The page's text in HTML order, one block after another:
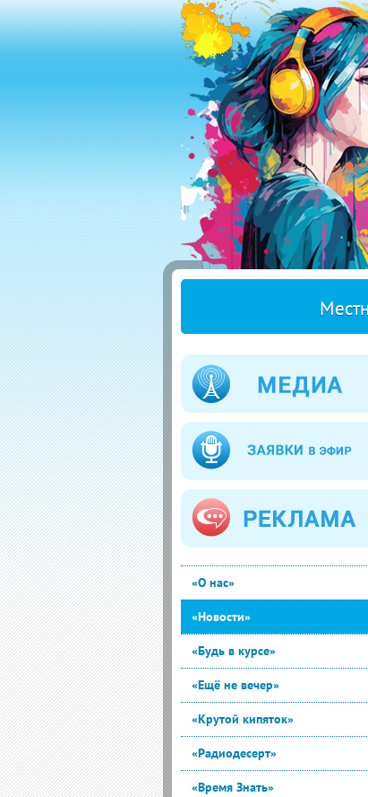
«О нас»
«Новости»
«Будь в курсе»
«Ещё не вечер»
«Крутой кипяток»
«Радиодесерт»
«Время Знать»